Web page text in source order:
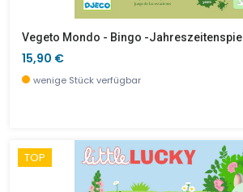
Vegeto Mondo - Bingo -Jahreszeitenspiel
15,90 €
wenige Stück verfügbar
TOP